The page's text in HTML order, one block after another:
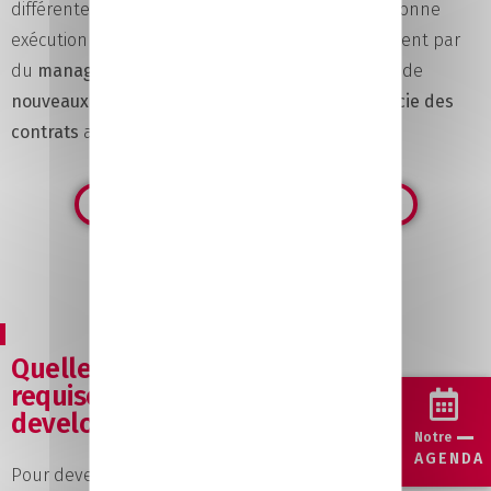
Notre
AGENDA
différentes actions. En interne, il s’assure de la bonne
exécution du
. Cela passe notamment par
du management d’équipe
. En externe, il cherche de
nouveaux partenaires
négocie des
contrats avantageux pour son entreprise.
Quelles sont les compétences
requises pour devenir business
developper ?
Pour devenir business developper, il est essentiel de